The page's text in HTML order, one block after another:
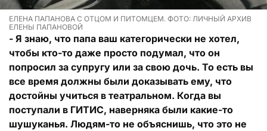
ЕЛЕНА ПАПАНОВА С ОТЦОМ И ПИТОМЦЕМ. ФОТО: ЛИЧНЫЙ АРХИВ
ЕЛЕНЫ ПАПАНОВОЙ
- Я знаю, что папа ваш категорически не хотел,
чтобы кто-то даже просто подумал, что он
попросил за супругу или за свою дочь. То есть вы
все время должны были доказывать ему, что
достойны учиться в театральном. Когда вы
поступали в ГИТИС, наверняка были какие-то
шушуканья. Людям-то не объяснишь, что это не